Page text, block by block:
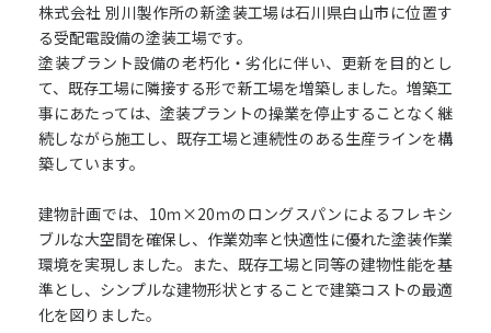
株式会社 別川製作所の新塗装工場は石川県白山市に位置す
る受配電設備の塗装工場です。
塗装プラント設備の老朽化・劣化に伴い、更新を目的とし
て、既存工場に隣接する形で新工場を増築しました。増築工
事にあたっては、塗装プラントの操業を停止することなく継
続しながら施工し、既存工場と連続性のある生産ラインを構
築しています。
建物計画では、10ｍ×20ｍのロングスパンによるフレキシ
ブルな大空間を確保し、作業効率と快適性に優れた塗装作業
環境を実現しました。また、既存工場と同等の建物性能を基
準とし、シンプルな建物形状とすることで建築コストの最適
化を図りました。